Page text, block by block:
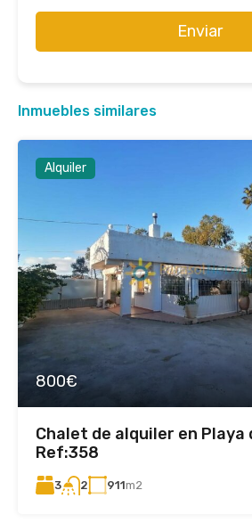
Enviar
Inmuebles similares
Alquiler
800€
Chalet de alquiler en Playa
Ref:358
3 2 911m2